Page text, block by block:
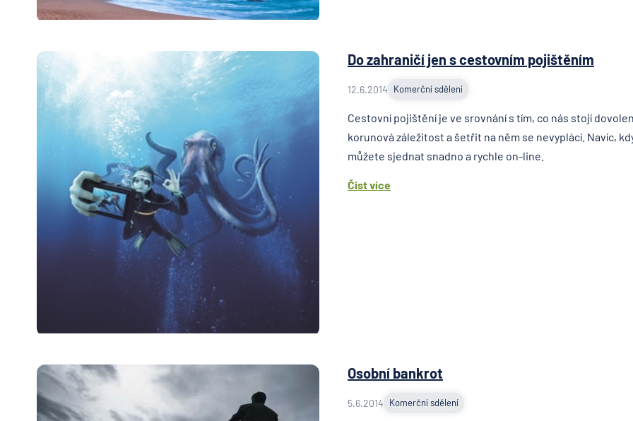
Do zahraničí jen s cestovním pojištěním
12.6.2014 Komerční sdělení
Cestovní pojištění je ve srovnání s tím, co nás stojí
korunová záležitost a šetřit na něm se nevyplácí. Navíc,
můžete sjednat snadno a rychle on-line.
Číst více
Osobní bankrot
5.6.2014 Komerční sdělení